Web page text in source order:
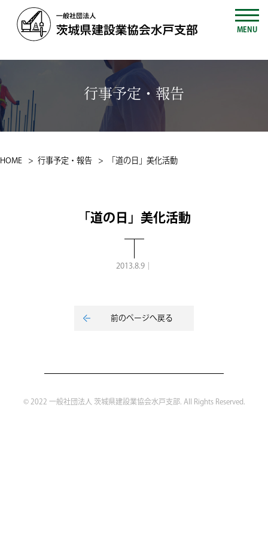
MENU
行事予定・報告
HOME 行事予定・報告 「道の日」美化活動
「道の日」美化活動
2013.8.9｜
前のページへ戻る
© 2022 一般社団法人 茨城県建設業協会水戸支部. All Rights Reserved.